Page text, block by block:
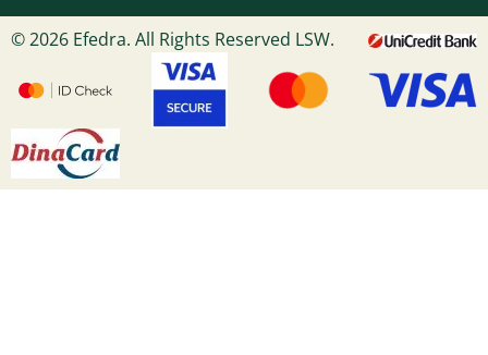
© 2026 Efedra. All Rights Reserved LSW.